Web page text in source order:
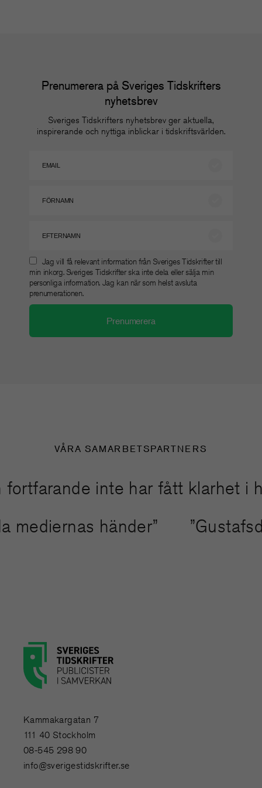
Prenumerera på Sveriges Tidskrifters
nyhetsbrev
Sveriges Tidskrifters nyhetsbrev ger aktuella,
inspirerande och nyttiga inblickar i tidskriftsvärlden.
Jag vill få relevant information från Sveriges Tidskrifter till
min inkorg. Sveriges Tidskrifter ska inte dela eller sälja min
personliga information. Jag kan när som helst avsluta
prenumerationen.
VÅRA SAMARBETSPARTNERS
inte har fått klarhet i
mediernas händer”
Kammakargatan 7
111 40 Stockholm
08-545 298 90
info@sverigestidskrifter.se